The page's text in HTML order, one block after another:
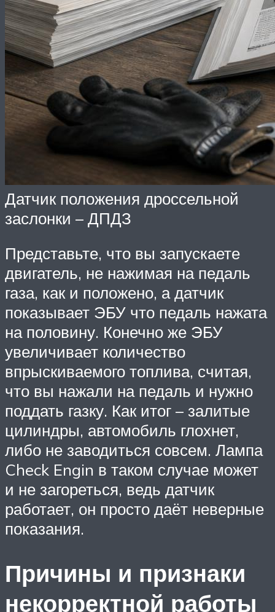
Датчик положения дроссельной
заслонки – ДПДЗ
Представьте, что вы запускаете
двигатель, не нажимая на педаль
газа, как и положено, а датчик
показывает ЭБУ что педаль нажата
на половину. Конечно же ЭБУ
увеличивает количество
впрыскиваемого топлива, считая,
что вы нажали на педаль и нужно
поддать газку. Как итог – залитые
цилиндры, автомобиль глохнет,
либо не заводиться совсем. Лампа
Check Engin в таком случае может
и не загореться, ведь датчик
работает, он просто даёт неверные
показания.
Причины и признаки
некорректной работы